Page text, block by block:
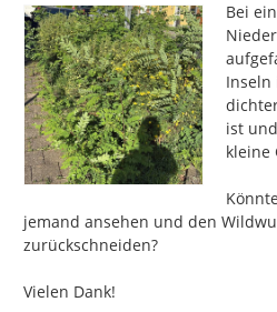
Bei
Inseln
ist
kleine
jemand ansehen und den
zurückschneiden?
Vielen Dank!